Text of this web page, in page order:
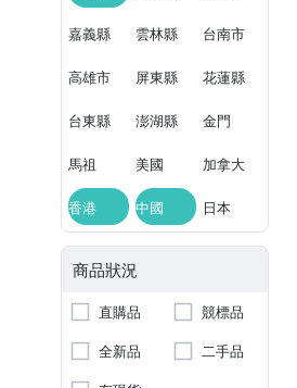
嘉義縣 雲林縣 台南市
高雄市 屏東縣 花蓮縣
台東縣 澎湖縣 金門
馬祖 美國 加拿大
香港 中國 日本
商品狀況
直購品
競標品
全新品
二手品